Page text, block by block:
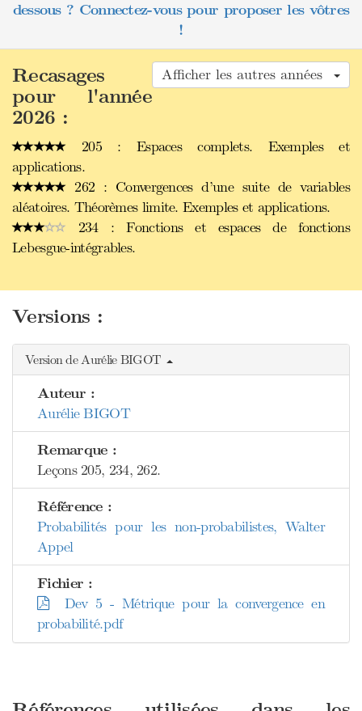
dessous ? Connectez-vous pour proposer les vôtres
!
Afficher les autres années
Recasages
pour l'année
2026 :
205 : Espaces complets. Exemples et
applications.
262 : Convergences d’une suite de variables
aléatoires. Théorèmes limite. Exemples et applications.
234 : Fonctions et espaces de fonctions
Lebesgue-intégrables.
Versions :
Version de Aurélie BIGOT
Auteur :
Aurélie BIGOT
Remarque :
Leçons 205, 234, 262.
Référence :
Probabilités pour les non-probabilistes, Walter
Appel
Fichier :
Dev 5 - Métrique pour la convergence en
probabilité.pdf